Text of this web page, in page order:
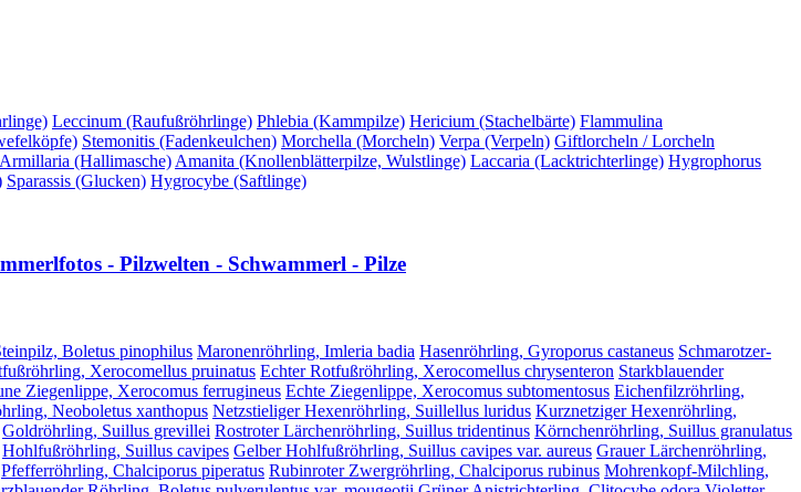
Leccinum (Raufußröhrlinge) Phlebia (Kammpilze) Hericium (Stachelbärte) Flammulina
Stemonitis (Fadenkeulchen) Morchella (Morcheln) Verpa (Verpeln) Giftlorcheln / Lorcheln
Armillaria (Hallimasche) Amanita (Knollenblätterpilze, Wulstlinge) Laccaria (Lacktrichterlinge) Hygrophorus
Sparassis (Glucken) Hygrocybe (Saftlinge)
- Pilzwelten - Schwammerl - Pilze
Boletus pinophilus Maronenröhrling, Imleria badia Hasenröhrling, Gyroporus castaneus Schmarotzer-
Xerocomellus pruinatus Echter Rotfußröhrling, Xerocomellus chrysenteron Starkblauender
Ziegenlippe, Xerocomus ferrugineus Echte Ziegenlippe, Xerocomus subtomentosus Eichenfilzröhrling,
Neoboletus xanthopus Netzstieliger Hexenröhrling, Suillellus luridus Kurznetziger Hexenröhrling,
Goldröhrling, Suillus grevillei Rostroter Lärchenröhrling, Suillus tridentinus Körnchenröhrling, Suillus granulatus
Hohlfußröhrling, Suillus cavipes Gelber Hohlfußröhrling, Suillus cavipes var. aureus Grauer Lärchenröhrling,
Pfefferröhrling, Chalciporus piperatus Rubinroter Zwergröhrling, Chalciporus rubinus Mohrenkopf-Milchling,